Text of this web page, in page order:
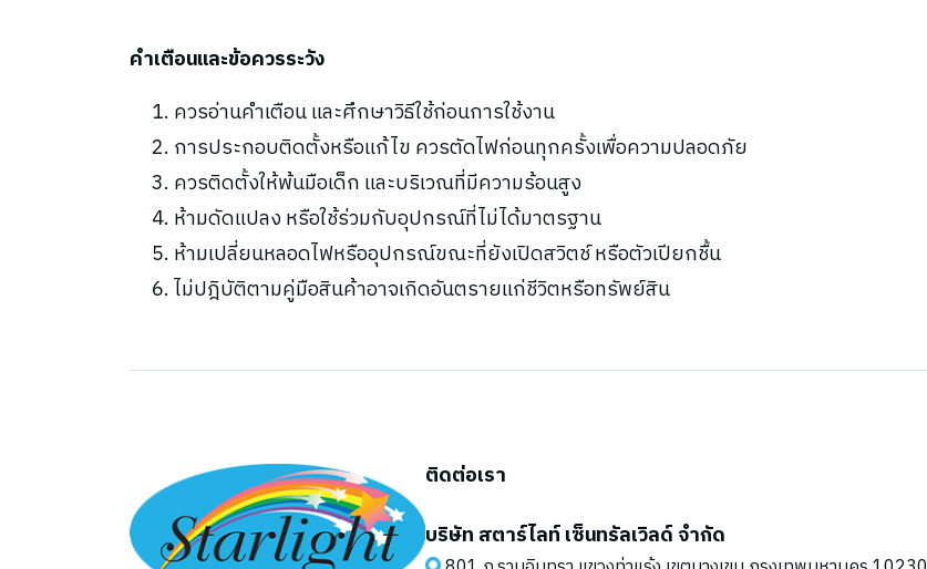
คำเตือนและข้อควรระวัง
ควรอ่านคำเตือน และศึกษาวิธีใช้ก่อนการใช้งาน
การประกอบติดตั้งหรือแก้ไข ควรตัดไฟก่อนทุกครั้งเพื่อความปลอดภัย
ควรติดตั้งให้พ้นมือเด็ก และบริเวณที่มีความร้อนสูง
ห้ามดัดแปลง หรือใช้ร่วมกับอุปกรณ์ที่ไม่ได้มาตรฐาน
ห้ามเปลี่ยนหลอดไฟหรืออุปกรณ์ขณะที่ยังเปิดสวิตช์ หรือตัวเปียกชื้น
ไม่ปฎิบัติตามคู่มือสินค้าอาจเกิดอันตรายแก่ชีวิตหรือทรัพย์สิน
ติดต่อเรา
บริษัท สตาร์ไลท์ เซ็นทรัลเวิลด์ จำกัด